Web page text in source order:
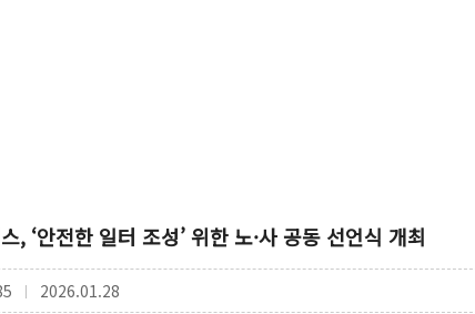
, ‘안전한 일터 조성’ 위한 노·사 공동 선언식 개최
| 2026.01.28